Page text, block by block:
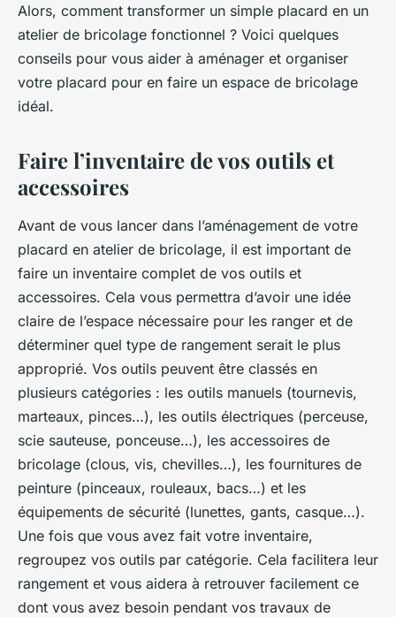
Alors, comment transformer un simple placard en un
atelier de bricolage fonctionnel ? Voici quelques
conseils pour vous aider à aménager et organiser
votre placard pour en faire un espace de bricolage
idéal.
Faire l’inventaire de vos outils et
accessoires
Avant de vous lancer dans l’aménagement de votre
placard en atelier de bricolage, il est important de
faire un inventaire complet de vos outils et
accessoires. Cela vous permettra d’avoir une idée
claire de l’espace nécessaire pour les ranger et de
déterminer quel type de rangement serait le plus
approprié. Vos outils peuvent être classés en
plusieurs catégories : les outils manuels (tournevis,
marteaux, pinces…), les outils électriques (perceuse,
scie sauteuse, ponceuse…), les accessoires de
bricolage (clous, vis, chevilles…), les fournitures de
peinture (pinceaux, rouleaux, bacs…) et les
équipements de sécurité (lunettes, gants, casque…).
Une fois que vous avez fait votre inventaire,
regroupez vos outils par catégorie. Cela facilitera leur
rangement et vous aidera à retrouver facilement ce
dont vous avez besoin pendant vos travaux de